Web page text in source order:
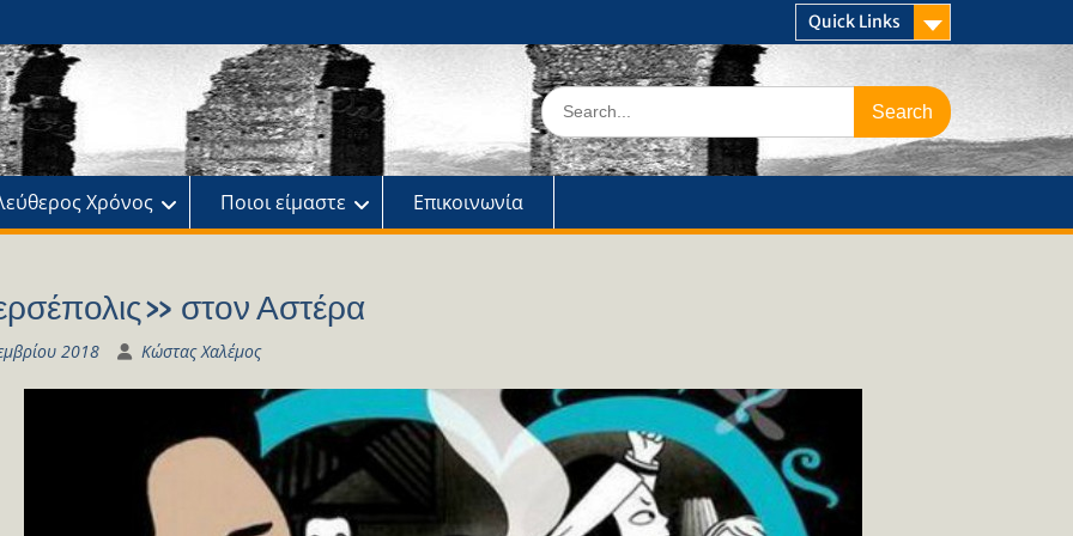
Quick Links
Search
for:
Χρόνος Ποιοι είμαστε Επικοινωνία
στον Αστέρα
2018 Κώστας Χαλέμος